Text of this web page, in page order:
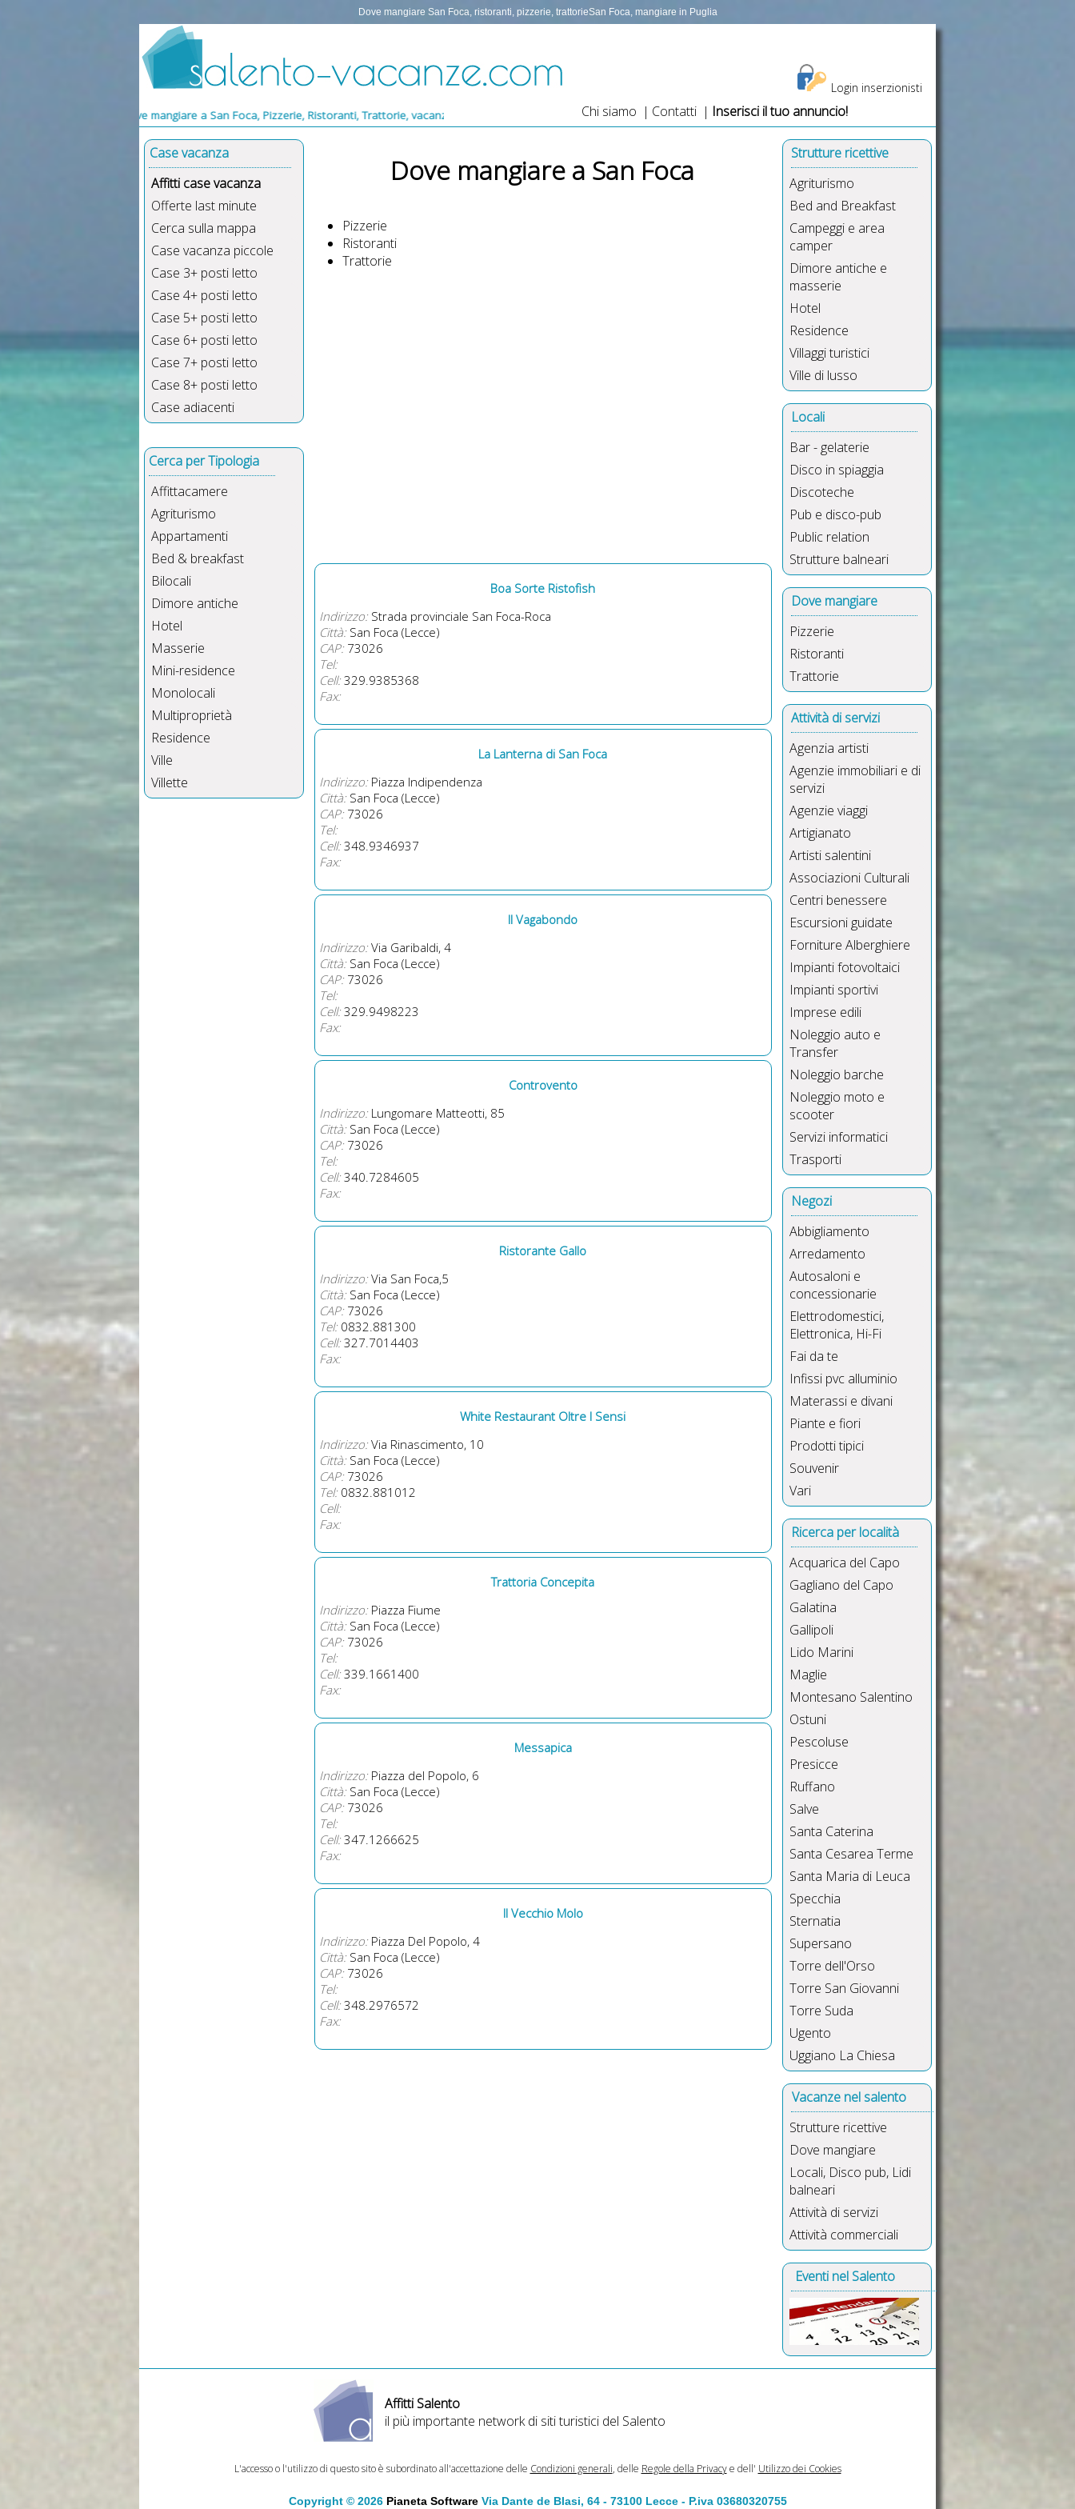
Dove mangiare San Foca, ristoranti, pizzerie, trattorieSan Foca, mangiare in Puglia
Login inserzionisti
Chi siamo | Contatti | Inserisci il tuo annuncio!
Dove mangiare a San Foca, Pizzerie, Ristoranti, Trattorie, vacanze nel salento
Case vacanza
Affitti case vacanza
Offerte last minute
Cerca sulla mappa
Case vacanza piccole
Case 3+ posti letto
Case 4+ posti letto
Case 5+ posti letto
Case 6+ posti letto
Case 7+ posti letto
Case 8+ posti letto
Case adiacenti
Cerca per Tipologia
Affittacamere
Agriturismo
Appartamenti
Bed & breakfast
Bilocali
Dimore antiche
Hotel
Masserie
Mini-residence
Monolocali
Multiproprietà
Residence
Ville
Villette
Dove mangiare a San Foca
Pizzerie
Ristoranti
Trattorie
Boa Sorte Ristofish
Indirizzo:Strada provinciale San Foca-Roca
Città:San Foca (Lecce)
CAP:73026
Tel:
Cell:329.9385368
Fax:
La Lanterna di San Foca
Indirizzo:Piazza Indipendenza
Città:San Foca (Lecce)
CAP:73026
Tel:
Cell:348.9346937
Fax:
Il Vagabondo
Indirizzo:Via Garibaldi, 4
Città:San Foca (Lecce)
CAP:73026
Tel:
Cell:329.9498223
Fax:
Controvento
Indirizzo:Lungomare Matteotti, 85
Città:San Foca (Lecce)
CAP:73026
Tel:
Cell:340.7284605
Fax:
Ristorante Gallo
Indirizzo:Via San Foca,5
Città:San Foca (Lecce)
CAP:73026
Tel:0832.881300
Cell:327.7014403
Fax:
White Restaurant Oltre I Sensi
Indirizzo:Via Rinascimento, 10
Città:San Foca (Lecce)
CAP:73026
Tel:0832.881012
Cell:
Fax:
Trattoria Concepita
Indirizzo:Piazza Fiume
Città:San Foca (Lecce)
CAP:73026
Tel:
Cell:339.1661400
Fax:
Messapica
Indirizzo:Piazza del Popolo, 6
Città:San Foca (Lecce)
CAP:73026
Tel:
Cell:347.1266625
Fax:
Il Vecchio Molo
Indirizzo:Piazza Del Popolo, 4
Città:San Foca (Lecce)
CAP:73026
Tel:
Cell:348.2976572
Fax:
Strutture ricettive
Agriturismo
Bed and Breakfast
Campeggi e area
camper
Dimore antiche e
masserie
Hotel
Residence
Villaggi turistici
Ville di lusso
Locali
Bar - gelaterie
Disco in spiaggia
Discoteche
Pub e disco-pub
Public relation
Strutture balneari
Dove mangiare
Pizzerie
Ristoranti
Trattorie
Attività di servizi
Agenzia artisti
Agenzie immobiliari e di
servizi
Agenzie viaggi
Artigianato
Artisti salentini
Associazioni Culturali
Centri benessere
Escursioni guidate
Forniture Alberghiere
Impianti fotovoltaici
Impianti sportivi
Imprese edili
Noleggio auto e
Transfer
Noleggio barche
Noleggio moto e
scooter
Servizi informatici
Trasporti
Negozi
Abbigliamento
Arredamento
Autosaloni e
concessionarie
Elettrodomestici,
Elettronica, Hi-Fi
Fai da te
Infissi pvc alluminio
Materassi e divani
Piante e fiori
Prodotti tipici
Souvenir
Vari
Ricerca per località
Acquarica del Capo
Gagliano del Capo
Galatina
Gallipoli
Lido Marini
Maglie
Montesano Salentino
Ostuni
Pescoluse
Presicce
Ruffano
Salve
Santa Caterina
Santa Cesarea Terme
Santa Maria di Leuca
Specchia
Sternatia
Supersano
Torre dell'Orso
Torre San Giovanni
Torre Suda
Ugento
Uggiano La Chiesa
Vacanze nel salento
Strutture ricettive
Dove mangiare
Locali, Disco pub, Lidi
balneari
Attività di servizi
Attività commerciali
Eventi nel Salento
Affitti Salento
il più importante network di siti turistici del Salento
L'accesso o l'utilizzo di questo sito è subordinato all'accettazione delle Condizioni generali, delle Regole della Privacye dell' Utilizzo dei Cookies
Copyright © 2026 Pianeta SoftwareVia Dante de Blasi, 64 - 73100 Lecce - P.iva 03680320755